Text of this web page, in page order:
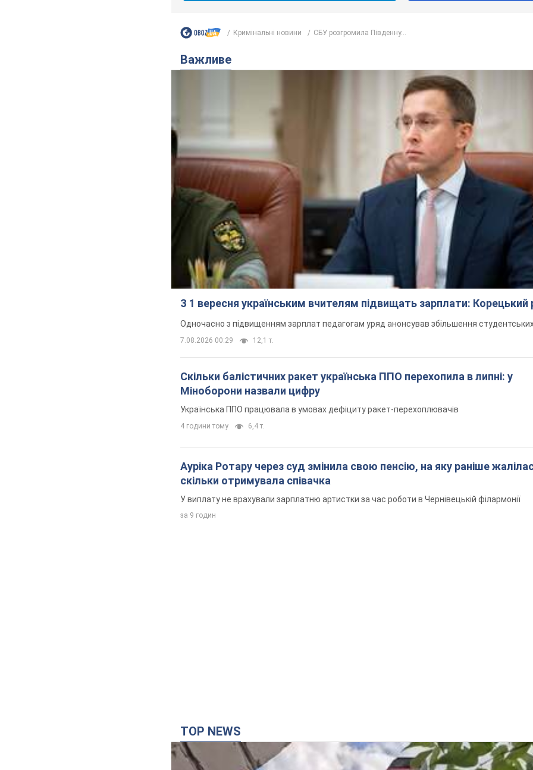
Кримінальні новини СБУ розгромила Південну...
Важливе
З 1 вересня українським вчителям підвищать зарплати: Корецький
Одночасно з підвищенням зарплат педагогам уряд анонсував збільшення
7.08.2026 00:29 12,1 т.
Скільки балістичних ракет українська ППО перехопила в липні: у
Міноборони назвали цифру
Українська ППО працювала в умовах дефіциту ракет-перехоплювачів
4 години тому 6,4 т.
Ауріка Ротару через суд змінила свою пенсію, на яку раніше
скільки отримувала співачка
У виплату не врахували зарплатню артистки за час роботи в Чернівецькій філармонії
за 9 годин
TOP NEWS